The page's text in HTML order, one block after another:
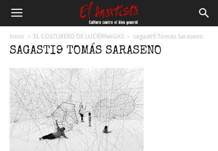
Inicio EL COSTURERO DE LUCIÉRNAGAS sagasti9 Tomás Saraseno
SAGASTI9 TOMÁS SARASENO